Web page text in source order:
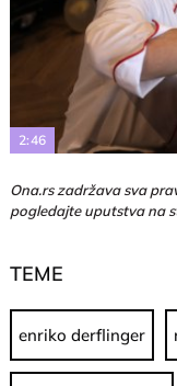
2:46
Ona.rs zadržava sva
pogledajte uputstva na
TEME
enriko derflinger